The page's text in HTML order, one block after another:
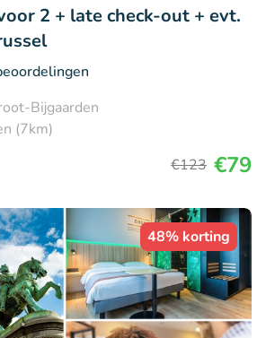
2 + late check-out + evt.
Bijgaarden
(7km)
€123 €79
48% korting